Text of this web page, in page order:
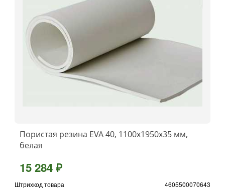
Пористая резина EVA 40, 1100x1950x35 мм,
белая
15 284 ₽
Штрихкод товара 4605500070643